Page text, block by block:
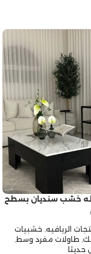
خشب سنديان بسطح
الريافيه, خشبيات
, طاولات مفرد وسط,